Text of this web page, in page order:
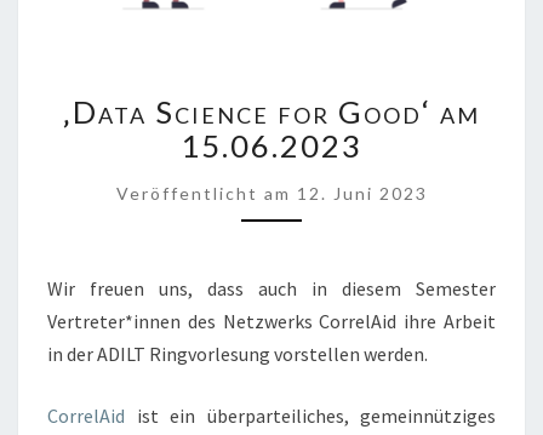
SCIENCE
FOR
GOOD‘
AM
15.06.2023
‚Data Science for Good‘ am
15.06.2023
Veröffentlicht am 12. Juni 2023
Wir freuen uns, dass auch in diesem Semester
Vertreter*innen des Netzwerks CorrelAid ihre Arbeit
in der ADILT Ringvorlesung vorstellen werden.
CorrelAid ist ein überparteiliches, gemeinnütziges